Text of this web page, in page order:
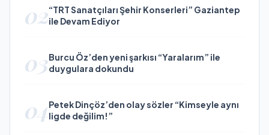
02“TRT Sanatçıları Şehir Konserleri” Gaziantep
ile Devam Ediyor
03Burcu Öz’den yeni şarkısı “Yaralarım” ile
duygulara dokundu
04Petek Dinçöz’den olay sözler “Kimseyle aynı
ligde değilim!”